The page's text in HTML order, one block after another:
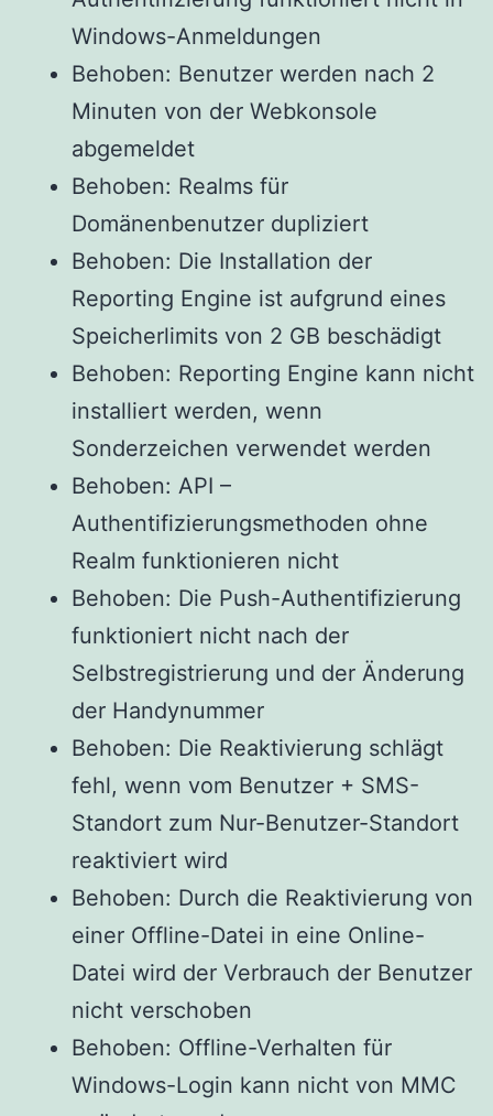
Windows-Anmeldungen
Behoben: Benutzer werden nach 2
Minuten von der Webkonsole
abgemeldet
Behoben: Realms für
Domänenbenutzer dupliziert
Behoben: Die Installation der
Reporting Engine ist aufgrund eines
Speicherlimits von 2 GB beschädigt
Behoben: Reporting Engine kann nicht
installiert werden, wenn
Sonderzeichen verwendet werden
Behoben: API –
Authentifizierungsmethoden ohne
Realm funktionieren nicht
Behoben: Die Push-Authentifizierung
funktioniert nicht nach der
Selbstregistrierung und der Änderung
der Handynummer
Behoben: Die Reaktivierung schlägt
fehl, wenn vom Benutzer + SMS-
Standort zum Nur-Benutzer-Standort
reaktiviert wird
Behoben: Durch die Reaktivierung von
einer Offline-Datei in eine Online-
Datei wird der Verbrauch der Benutzer
nicht verschoben
Behoben: Offline-Verhalten für
Windows-Login kann nicht von MMC